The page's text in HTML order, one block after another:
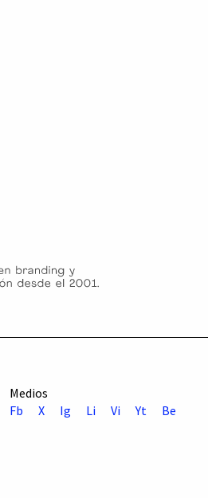
Medios
Fb
X Ig Li Vi Yt Be